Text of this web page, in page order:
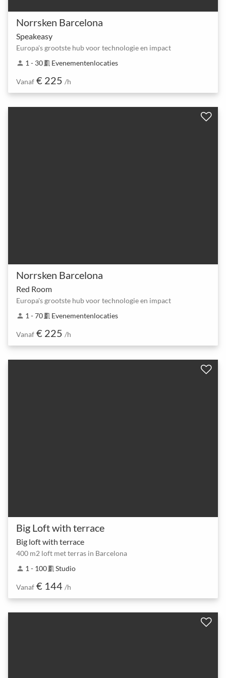
Norrsken Barcelona
Speakeasy
Europa's grootste hub voor technologie en impact
person 1 - 30meeting_room Evenementenlocaties
Vanaf € 225 /h
Norrsken Barcelona
Red Room
Europa's grootste hub voor technologie en impact
person 1 - 70meeting_room Evenementenlocaties
Vanaf € 225 /h
Big Loft with terrace
Big loft with terrace
400 m2 loft met terras in Barcelona
person 1 - 100meeting_room Studio
Vanaf € 144 /h